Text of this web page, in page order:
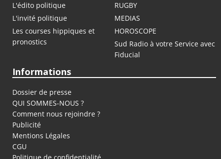
L'édito politique
RUGBY
L'invité politique
MEDIAS
Les courses hippiques et
pronostics
HOROSCOPE
Sud Radio à votre Service avec
Fiducial
Informations
Dossier de presse
QUI SOMMES-NOUS ?
Comment nous rejoindre ?
Publicité
Mentions Légales
CGU